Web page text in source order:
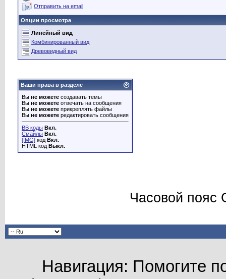
Отправить на email
Опции просмотра
Линейный вид
Комбинированный вид
Древовидный вид
Ваши права в разделе
Вы не можете создавать темы
Вы не можете отвечать на сообщения
Вы не можете прикреплять файлы
Вы не можете редактировать сообщения
BB коды Вкл.
Смайлы Вкл.
[IMG] код Вкл.
HTML код Выкл.
Часовой пояс
Навигация: Помогите